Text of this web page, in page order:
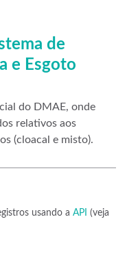
de
e Esgoto
do DMAE, onde
relativos aos
(cloacal e misto).
usando a API (veja